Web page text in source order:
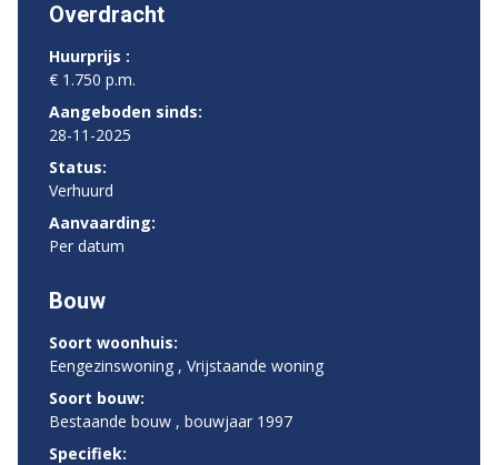
Overdracht
Huurprijs :
€ 1.750 p.m.
Aangeboden sinds:
28-11-2025
Status:
Verhuurd
Aanvaarding:
Per datum
Bouw
Soort woonhuis:
Eengezinswoning , Vrijstaande woning
Soort bouw:
Bestaande bouw , bouwjaar 1997
Specifiek: